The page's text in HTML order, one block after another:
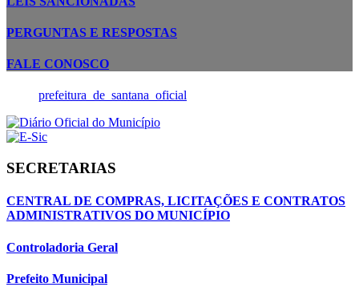
PERGUNTAS E RESPOSTAS
FALE CONOSCO
prefeitura_de_santana_oficial
SECRETARIAS
CENTRAL DE COMPRAS, LICITAÇÕES E CONTRATOS
ADMINISTRATIVOS DO MUNICÍPIO
Controladoria Geral
Prefeito Municipal